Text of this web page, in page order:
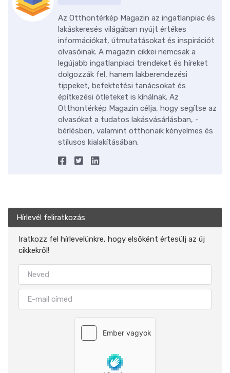
Az Otthontérkép Magazin az ingatlanpiac és
lakáskeresés világában nyújt értékes
információkat, útmutatásokat és inspirációt
olvasóinak. A magazin cikkei nemcsak a
legújabb ingatlanpiaci trendeket és híreket
dolgozzák fel, hanem lakberendezési
tippeket, befektetési tanácsokat és
építkezési ötleteket is kínálnak. Az
Otthontérkép Magazin célja, hogy segítse az
olvasókat a tudatos lakásvásárlásban, -
bérlésben, valamint otthonaik kényelmes és
stílusos kialakításában.
Hírlevél feliratkozás
Iratkozz fel hírlevelünkre, hogy elsőként értesülj az új
cikkekről!